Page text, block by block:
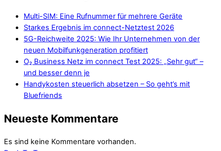
Multi-SIM: Eine Rufnummer für mehrere Geräte
Starkes Ergebnis im connect-Netztest 2026
5G-Reichweite 2025: Wie Ihr Unternehmen von der
neuen Mobilfunkgeneration profitiert
O₂ Business Netz im connect Test 2025: „Sehr gut“ –
und besser denn je
Handykosten steuerlich absetzen – So geht’s mit
Bluefriends
Neueste Kommentare
Es sind keine Kommentare vorhanden.